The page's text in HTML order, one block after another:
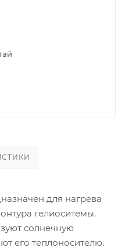
для нагрева
гелиоситемы.
солнечную
его теплоносителю.